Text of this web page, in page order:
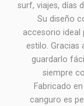
surf, viajes, días
Su diseño
accesorio ideal
estilo. Gracias
guardarlo
siempre
Fabricado
canguro es